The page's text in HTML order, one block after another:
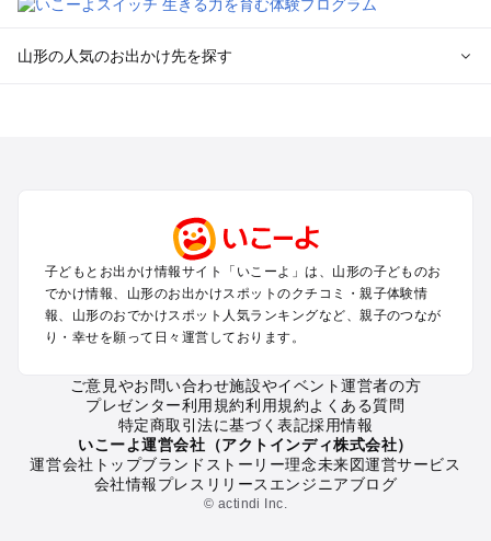
山形の人気のお出かけ先を探す
銀山温泉・新庄・尾花沢・村山のプールお出かけ
月山・寒河江のプールお出かけ
山形の定番お出かけスポット
山形の遊園地
山形のバーベキュー
山形の釣り
山形の牧場
山形のプール
山形のアスレチック
子どもとお出かけ情報サイト「いこーよ」は、山形の子どものお
でかけ情報、山形のお出かけスポットのクチコミ・親子体験情
報、山形のおでかけスポット人気ランキングなど、親子のつなが
り・幸せを願って日々運営しております。
ご意見やお問い合わせ施設やイベント運営者の方
プレゼンター利用規約利用規約よくある質問
特定商取引法に基づく表記採用情報
いこーよ運営会社（アクトインディ株式会社）
運営会社トップブランドストーリー理念未来図運営サービス
会社情報プレスリリース エンジニアブログ
© actindi Inc.